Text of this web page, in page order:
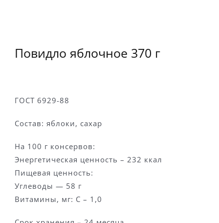
Повидло яблочное 370 г
ГОСТ 6929-88
Состав: яблоки, сахар
На 100 г консервов:
Энергетическая ценность – 232 ккал
Пищевая ценность:
Углеводы — 58 г
Витамины, мг: С – 1,0